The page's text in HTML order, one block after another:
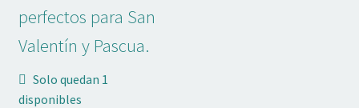
Marcas
OFERTAS
Mi cuenta
perfectos para San
Valentín y Pascua.
Solo quedan 1
disponibles